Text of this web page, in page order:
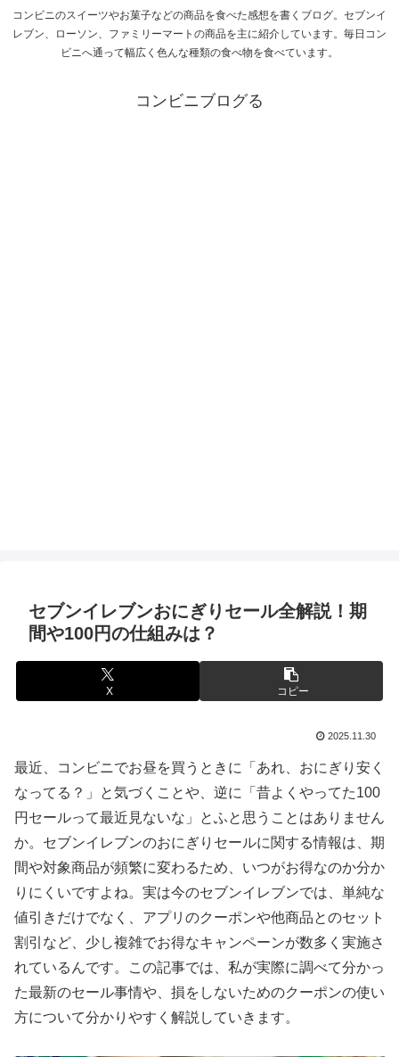
コンビニのスイーツやお菓子などの商品を食べた感想を書くブログ。セブンイ
レブン、ローソン、ファミリーマートの商品を主に紹介しています。毎日コン
ビニへ通って幅広く色んな種類の食べ物を食べています。
コンビニブログる
セブンイレブンおにぎりセール全解説！期
間や100円の仕組みは？
X コピー
2025.11.30
最近、コンビニでお昼を買うときに「あれ、おにぎり安く
なってる？」と気づくことや、逆に「昔よくやってた100
円セールって最近見ないな」とふと思うことはありません
か。セブンイレブンのおにぎりセールに関する情報は、期
間や対象商品が頻繁に変わるため、いつがお得なのか分か
りにくいですよね。実は今のセブンイレブンでは、単純な
値引きだけでなく、アプリのクーポンや他商品とのセット
割引など、少し複雑でお得なキャンペーンが数多く実施さ
れているんです。この記事では、私が実際に調べて分かっ
た最新のセール事情や、損をしないためのクーポンの使い
方について分かりやすく解説していきます。